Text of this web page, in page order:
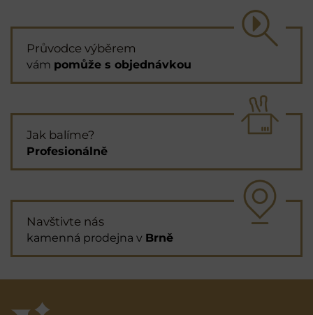
Průvodce výběrem
vám pomůže s objednávkou
Jak balíme?
Profesionálně
Navštivte nás
kamenná prodejna v Brně